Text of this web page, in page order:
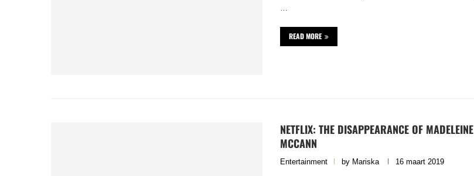
…
READ MORE
NETFLIX: THE DISAPPEARANCE OF MADELEINE
MCCANN
Entertainment by Mariska 16 maart 2019